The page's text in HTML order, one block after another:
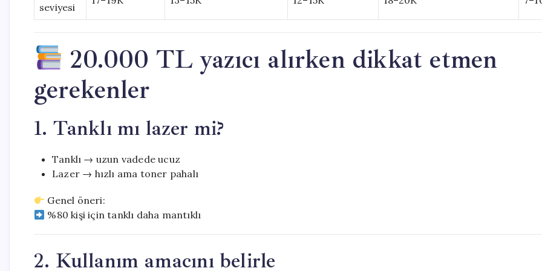
seviyesi
20.000 TL yazıcı alırken dikkat etmen
gerekenler
1. Tanklı mı lazer mi?
Tanklı → uzun vadede ucuz
Lazer → hızlı ama toner pahalı
Genel öneri:
%80 kişi için tanklı daha mantıklı
2. Kullanım amacını belirle